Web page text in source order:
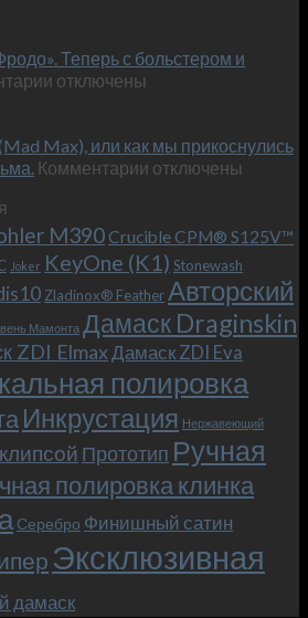
–
и
KeyOne
Теперь с больстером и
к
«Фродо».
Теперь
и
клипсой!
отключены
Max), или как мы прикоснулись
Комментарии к
Макс
(Mad
Max),
или
как
мы
прикоснулись
к
фильма.
отключены
M390Crucible CPM® S125V™
Joker KeyOne (K1) Stonewash
Zladinox® FeatherАвторский
Мамонта Дамаск Draginskin
ZDI ElmaxДамаск ZDI Eva
полировка
Инкрустация Нержавеющий
Прототип Ручная
полировка клинка
Серебро Финишный сатин
Эксклюзивная
дамаск